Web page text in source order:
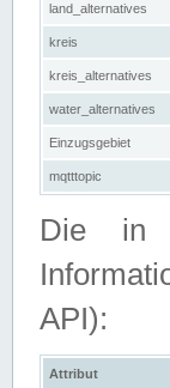
land_alternatives
kreis
kreis_alternatives
water_alternatives
Einzugsgebiet
mqtttopic
Die in
API):
Attribut